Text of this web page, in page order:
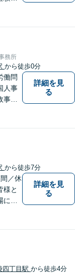
ブ
【企
5分】
務所
から徒歩0分
働問
人事
件
詳細を見
る
から徒歩7分
／休
様と
立
地
者
法を
詳細を見
る
四丁目駅 から徒歩4分